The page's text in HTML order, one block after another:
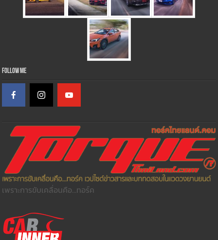
Follow Me
เพราะการขับเคลื่อนคือ...ทอร์ค